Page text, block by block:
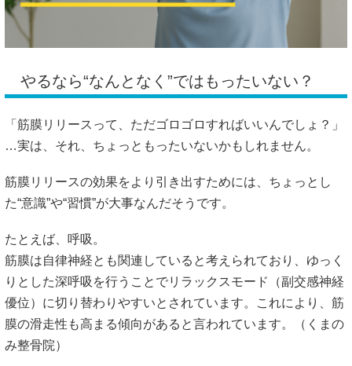
やるなら“なんとなく”ではもったいない？
「筋膜リリースって、ただゴロゴロすればいいんでしょ？」
…実は、それ、ちょっともったいないかもしれません。
筋膜リリースの効果をより引き出すためには、ちょっとし
た“意識”や“習慣”が大事なんだそうです。
たとえば、呼吸。
筋膜は自律神経とも関連していると考えられており、ゆっく
りとした深呼吸を行うことでリラックスモード（副交感神経
優位）に切り替わりやすいとされています。これにより、筋
膜の滑走性も高まる傾向があると言われています。（ くまの
み整骨院）